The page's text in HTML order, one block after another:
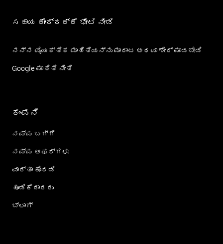
ಸಹಾಯ ಕೇಂದ್ರಕ್ಕೆ ಭೇಟಿ ನೀಡಿ
ನನ್ನ ವೈಯಕ್ತಿಕ ಮಾಹಿತಿಯನ್ನು ಮಾರಾಟ ಅಥವಾ ಶೇರ್‌ ಮಾಡಬೇಡಿ
Google ಮಾಹಿತಿ ನೀತಿ
ಕಂಪನಿ
ನಮ್ಮ ಬಗ್ಗೆ
ನಮ್ಮ ಆಫರ್‌ಗಳು
ವಾರ್ತಾ ಕೊಠಡಿ
ಹೂಡಿಕೆದಾರರು
ಬ್ಲಾಗ್